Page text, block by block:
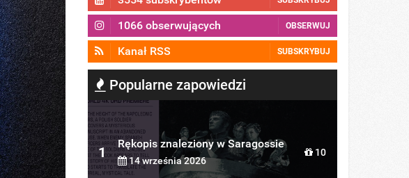
1066 obserwujących OBSERWUJ
Kanał RSS SUBSKRYBUJ
Popularne zapowiedzi
1
Rękopis znaleziony w Saragossie
14 września 2026
10